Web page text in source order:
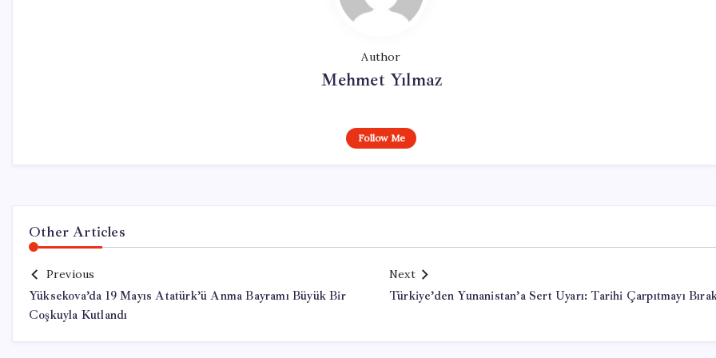
Author
Mehmet Yılmaz
Follow Me
Other Articles
Previous
Yüksekova’da 19 Mayıs Atatürk’ü Anma Bayramı Büyük Bir
Coşkuyla Kutlandı
Next
Türkiye’den Yunanistan’a Sert Uyarı: Tarihi Çarpıtmayı